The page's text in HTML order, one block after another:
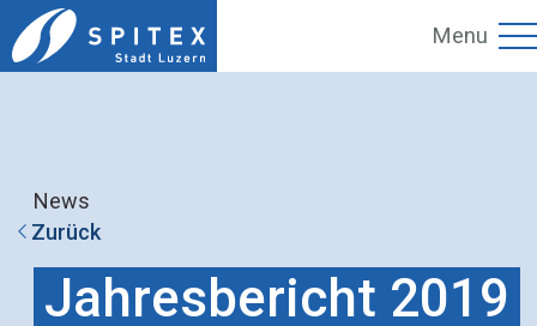
Menu
News
Zurück
Jahresbericht 2019